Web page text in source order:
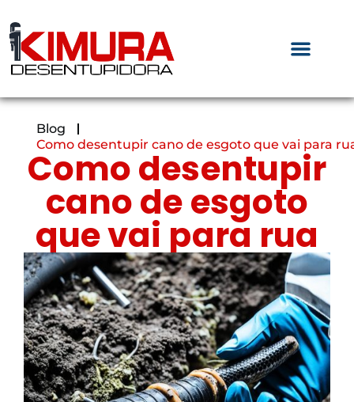
Blog
Como desentupir cano de esgoto que vai para
Como desentupir
cano de esgoto
que vai para rua